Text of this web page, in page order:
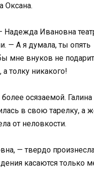
Оксана.
Ивановна
— А я думала, ты опять
мне внуков не
толку никакого!
осязаемой. Галина
в свою тарелку, а
от неловкости.
— твердо
касаются только